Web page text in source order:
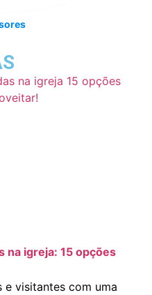
na igreja: 15 opções
e visitantes com uma